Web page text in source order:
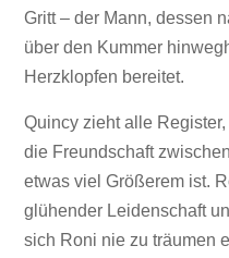
Gritt – der Mann, dessen
über den Kummer
Herzklopfen bereitet.
Quincy zieht alle
die Freundschaft
etwas viel Größerem ist.
glühender Leidenschaft
sich Roni nie zu träumen